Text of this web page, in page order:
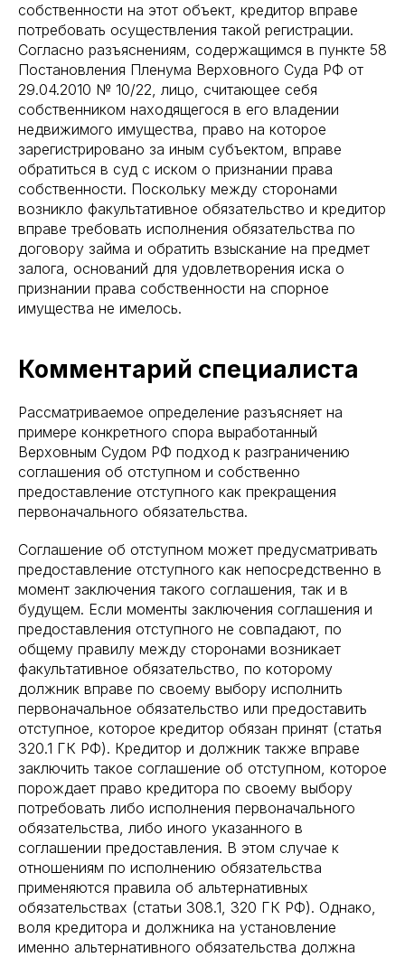
собственности на этот объект, кредитор вправе
потребовать осуществления такой регистрации.
Согласно разъяснениям, содержащимся в пункте 58
Постановления Пленума Верховного Суда РФ от
29.04.2010 № 10/22, лицо, считающее себя
собственником находящегося в его владении
недвижимого имущества, право на которое
зарегистрировано за иным субъектом, вправе
обратиться в суд с иском о признании права
собственности. Поскольку между сторонами
возникло факультативное обязательство и кредитор
вправе требовать исполнения обязательства по
договору займа и обратить взыскание на предмет
залога, оснований для удовлетворения иска о
признании права собственности на спорное
имущества не имелось.
Комментарий специалиста
Рассматриваемое определение разъясняет на
примере конкретного спора выработанный
Верховным Судом РФ подход к разграничению
соглашения об отступном и собственно
предоставление отступного как прекращения
первоначального обязательства.
Соглашение об отступном может предусматривать
предоставление отступного как непосредственно в
момент заключения такого соглашения, так и в
будущем. Если моменты заключения соглашения и
предоставления отступного не совпадают, по
общему правилу между сторонами возникает
факультативное обязательство, по которому
должник вправе по своему выбору исполнить
первоначальное обязательство или предоставить
отступное, которое кредитор обязан принят (статья
320.1 ГК РФ). Кредитор и должник также вправе
заключить такое соглашение об отступном, которое
порождает право кредитора по своему выбору
потребовать либо исполнения первоначального
обязательства, либо иного указанного в
соглашении предоставления. В этом случае к
отношениям по исполнению обязательства
применяются правила об альтернативных
обязательствах (статьи 308.1, 320 ГК РФ). Однако,
воля кредитора и должника на установление
именно альтернативного обязательства должна